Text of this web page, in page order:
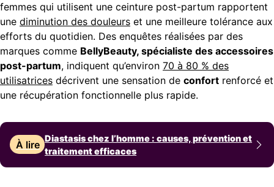
femmes qui utilisent une ceinture post-partum rapportent
une diminution des douleurs et une meilleure tolérance aux
efforts du quotidien. Des enquêtes réalisées par des
marques comme BellyBeauty, spécialiste des accessoires
post-partum, indiquent qu’environ 70 à 80 % des
utilisatrices décrivent une sensation de confort renforcé et
une récupération fonctionnelle plus rapide.
À lire
Diastasis chez l’homme : causes, prévention et
traitement efficaces